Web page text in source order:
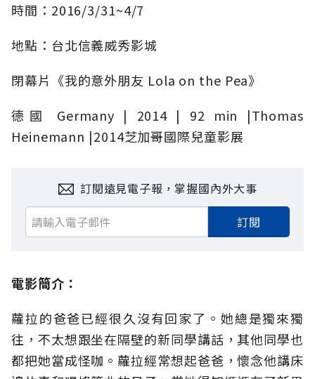
時間：2016/3/31~4/7
地點：台北信義威秀影城
閉幕片《我的意外朋友 Lola on the Pea》
德國 Germany | 2014 | 92 min |Thomas
Heinemann |2014芝加哥國際兒童影展
訂閱遠見電子報，掌握國內外大事
訂閱
電影簡介：
蘿拉的爸爸已經很久沒有回家了。她總是獨來獨
往，不太想跟坐在隔壁的新同學講話，其他同學也
都把她當成怪咖。蘿拉經常想起爸爸，懷念他講床